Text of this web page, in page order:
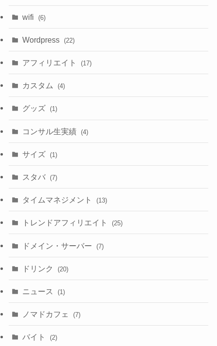
wifi (6)
Wordpress (22)
アフィリエイト (17)
カスタム (4)
グッズ (1)
コンサル生実績 (4)
サイズ (1)
スタバ (7)
タイムマネジメント (13)
トレンドアフィリエイト (25)
ドメイン・サーバー (7)
ドリンク (20)
ニュース (1)
ノマドカフェ (7)
バイト (2)